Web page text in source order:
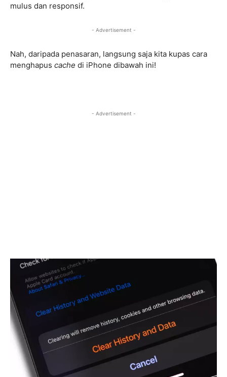
mulus dan responsif.
- Advertisement -
Nah, daripada penasaran, langsung saja kita kupas cara
menghapus cache di iPhone dibawah ini!
- Advertisement -